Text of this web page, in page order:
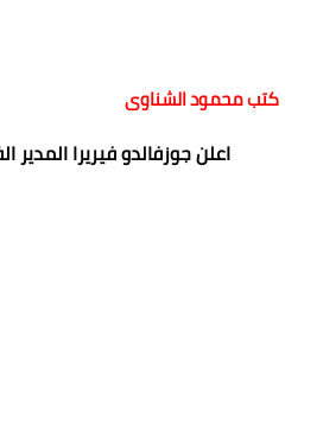
كتب محمود الشناوى
اعلن جوزفالدو فيريرا